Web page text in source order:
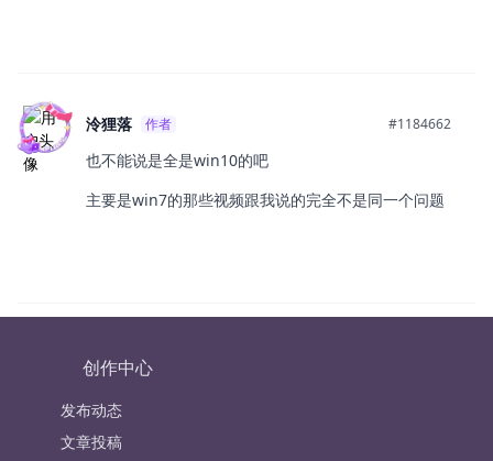
泠狸落 作者 #1184662
也不能说是全是win10的吧
主要是win7的那些视频跟我说的完全不是同一个问题
创作中心
发布动态
文章投稿